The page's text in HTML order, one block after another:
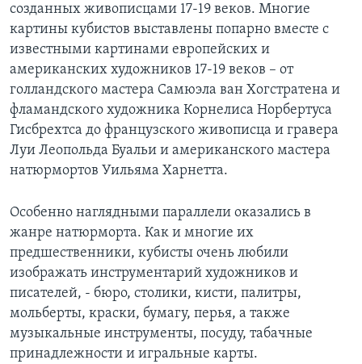
созданных живописцами 17-19 веков. Многие
картины кубистов выставлены попарно вместе с
известными картинами европейских и
американских художников 17-19 веков – от
голландского мастера Самюэла ван Хогстратена и
фламандского художника Корнелиса Норбертуса
Гисбрехтса до французского живописца и гравера
Луи Леопольда Буальи и американского мастера
натюрмортов Уильяма Харнетта.
Особенно наглядными параллели оказались в
жанре натюрморта. Как и многие их
предшественники, кубисты очень любили
изображать инструментарий художников и
писателей, - бюро, столики, кисти, палитры,
мольберты, краски, бумагу, перья, а также
музыкальные инструменты, посуду, табачные
принадлежности и игральные карты.